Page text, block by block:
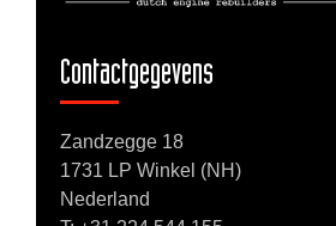
Contactgegevens
Zandzegge 18
1731 LP Winkel (NH)
Nederland